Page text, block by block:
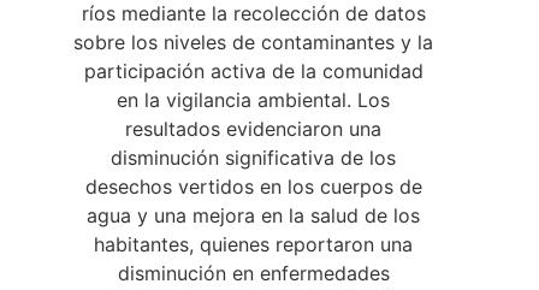
ríos mediante la recolección de datos
sobre los niveles de contaminantes y la
participación activa de la comunidad
en la vigilancia ambiental. Los
resultados evidenciaron una
disminución significativa de los
desechos vertidos en los cuerpos de
agua y una mejora en la salud de los
habitantes, quienes reportaron una
disminución en enfermedades